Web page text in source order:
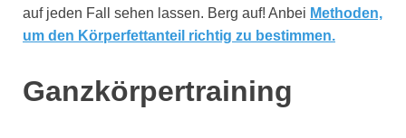
auf jeden Fall sehen lassen. Berg auf! Anbei Methoden,
um den Körperfettanteil richtig zu bestimmen.
Ganzkörpertraining